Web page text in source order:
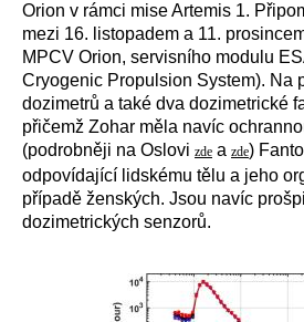
Orion v rámci mise Artemis 1.
mezi 16. listopadem a 11.
MPCV Orion, servisního modulu
Cryogenic Propulsion System). Na
dozimetrů a také dva dozimetrické
přičemž Zohar měla navíc
(podrobněji na Oslovi zde a zde)
odpovídající lidskému tělu a jeho
případě ženských. Jsou navíc
dozimetrických senzorů.